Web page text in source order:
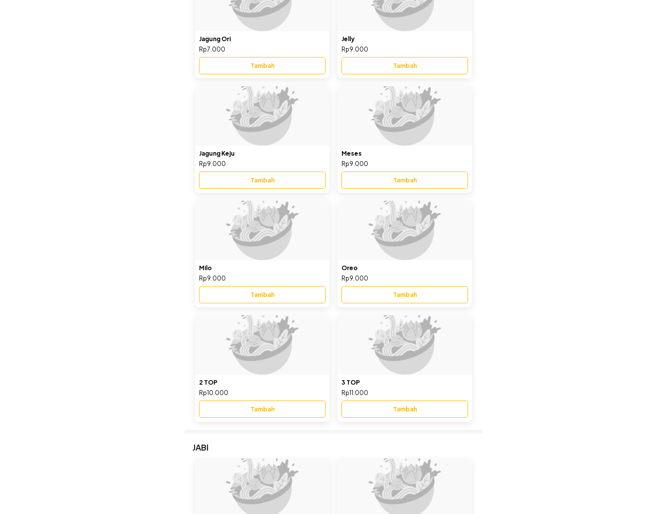
Jagung Ori
Rp7.000
Tambah
Jelly
Rp9.000
Tambah
Jagung Keju
Rp9.000
Tambah
Meses
Rp9.000
Tambah
Milo
Rp9.000
Tambah
Oreo
Rp9.000
Tambah
2 TOP
Rp10.000
Tambah
3 TOP
Rp11.000
Tambah
JABI